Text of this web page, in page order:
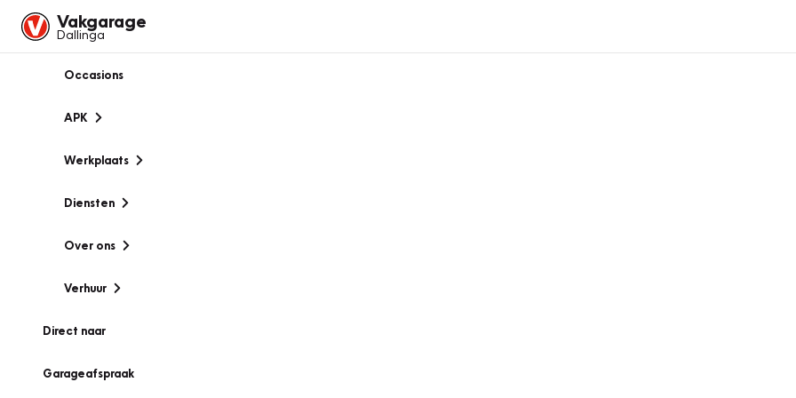
Vakgarage
Dallinga
Occasions
APK
Werkplaats
Diensten
Over ons
Verhuur
Direct naar
Garageafspraak